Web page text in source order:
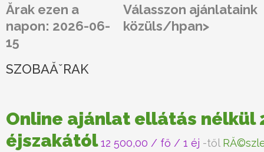
Ărak ezen a
napon: 2026-06-
15
Válasszon ajánlataink
közüls/hpan>
SZOBAĂˇRAK
Online ajánlat ellátás nélkül
éjszakától 12 500,00 / fő / 1 éj -től